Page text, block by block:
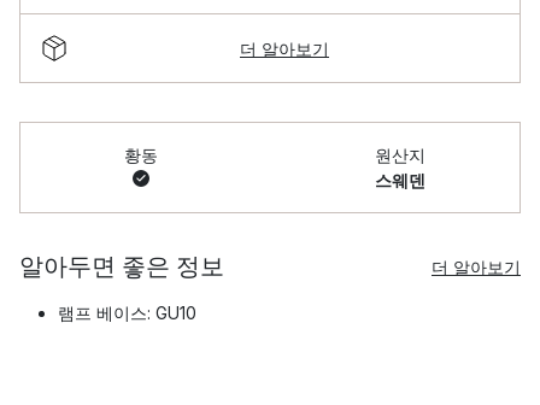
더 알아보기
황동
원산지
스웨덴
알아두면 좋은 정보 더 알아보기
램프 베이스: GU10